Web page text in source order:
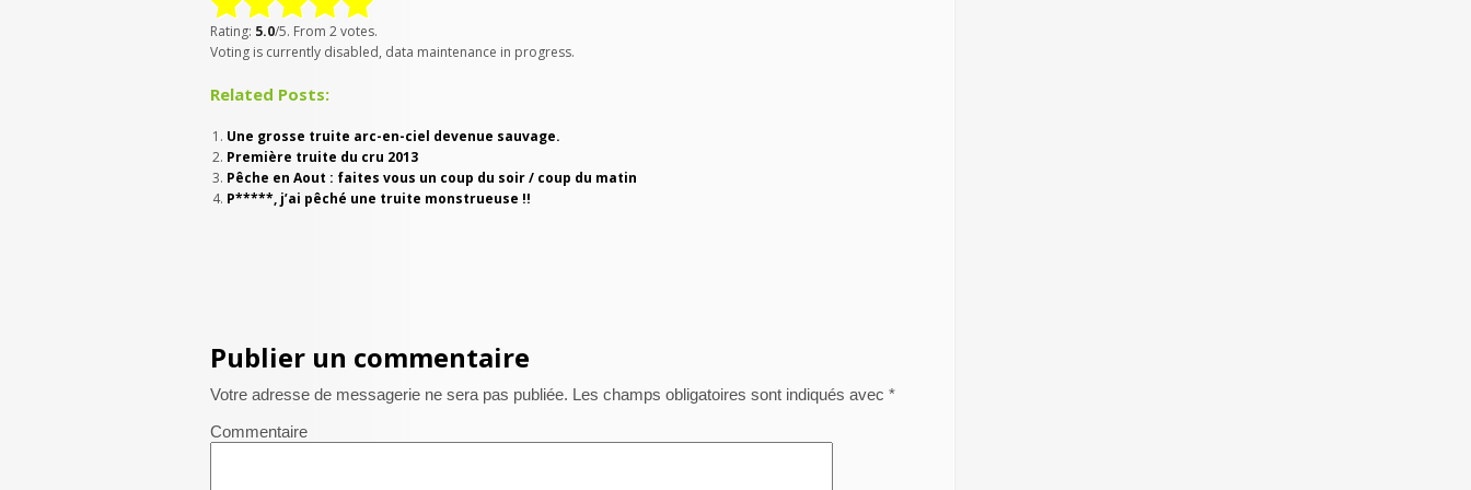
Rating: 5.0/5. From 2 votes.
Voting is currently disabled, data maintenance in progress.
Related Posts:
Une grosse truite arc-en-ciel devenue sauvage.
Première truite du cru 2013
Pêche en Aout : faites vous un coup du soir / coup du matin
P*****, j’ai pêché une truite monstrueuse !!
Publier un commentaire
Votre adresse de messagerie ne sera pas publiée. Les champs obligatoires sont indiqués avec *
Commentaire